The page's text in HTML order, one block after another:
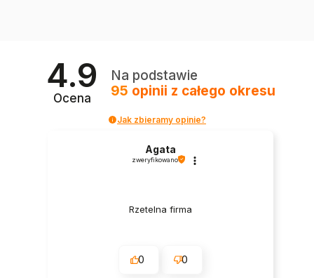
4.9
Ocena
Na podstawie
95 opinii z całego okresu
Jak zbieramy opinie?
Agata
zweryfikowano
Rzetelna firma
0 0